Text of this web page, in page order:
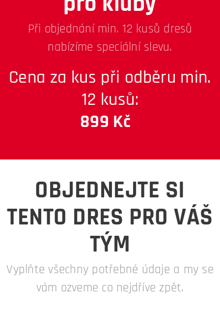
Při objednání min. 12 kusů dresů
nabízíme speciální slevu.
Cena za kus při odběru min.
12 kusů:
899 Kč
OBJEDNEJTE SI
TENTO DRES PRO VÁŠ
TÝM
Vyplňte všechny potřebné údaje a my se
vám ozveme co nejdříve zpět.